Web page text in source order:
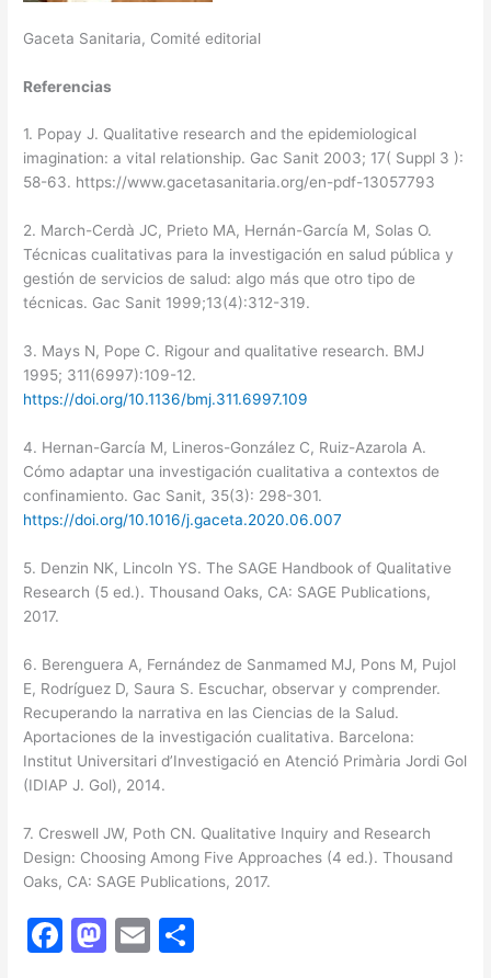
Gaceta Sanitaria, Comité editorial
Referencias
1. Popay J. Qualitative research and the epidemiological
imagination: a vital relationship. Gac Sanit 2003; 17( Suppl 3 ):
58-63. https://www.gacetasanitaria.org/en-pdf-13057793
2. March-Cerdà JC, Prieto MA, Hernán-García M, Solas O.
Técnicas cualitativas para la investigación en salud pública y
gestión de servicios de salud: algo más que otro tipo de
técnicas. Gac Sanit 1999;13(4):312-319.
3. Mays N, Pope C. Rigour and qualitative research. BMJ
1995; 311(6997):109-12.
https://doi.org/10.1136/bmj.311.6997.109
4. Hernan-García M, Lineros-González C, Ruiz-Azarola A.
Cómo adaptar una investigación cualitativa a contextos de
confinamiento. Gac Sanit, 35(3): 298-301.
https://doi.org/10.1016/j.gaceta.2020.06.007
5. Denzin NK, Lincoln YS. The SAGE Handbook of Qualitative
Research (5 ed.). Thousand Oaks, CA: SAGE Publications,
2017.
6. Berenguera A, Fernández de Sanmamed MJ, Pons M, Pujol
E, Rodríguez D, Saura S. Escuchar, observar y comprender.
Recuperando la narrativa en las Ciencias de la Salud.
Aportaciones de la investigación cualitativa. Barcelona:
Institut Universitari d’Investigació en Atenció Primària Jordi Gol
(IDIAP J. Gol), 2014.
7. Creswell JW, Poth CN. Qualitative Inquiry and Research
Design: Choosing Among Five Approaches (4 ed.). Thousand
Oaks, CA: SAGE Publications, 2017.
F
M E